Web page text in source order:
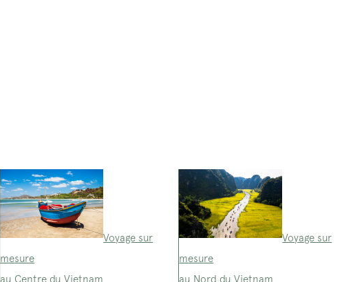
Voyage sur
mesure
au Centre du Vietnam
Voyage sur
mesure
au Nord du Vietnam